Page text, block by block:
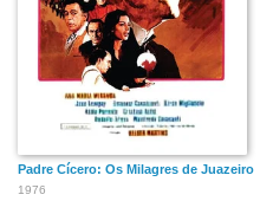
Padre Cícero: Os Milagres de Juazeiro
1976